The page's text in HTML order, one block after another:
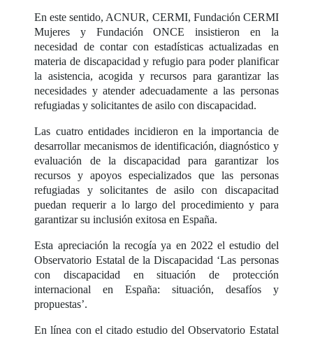
En este sentido, ACNUR, CERMI, Fundación CERMI
Mujeres y Fundación ONCE insistieron en la
necesidad de contar con estadísticas actualizadas en
materia de discapacidad y refugio para poder planificar
la asistencia, acogida y recursos para garantizar las
necesidades y atender adecuadamente a las personas
refugiadas y solicitantes de asilo con discapacidad.
Las cuatro entidades incidieron en la importancia de
desarrollar mecanismos de identificación, diagnóstico y
evaluación de la discapacidad para garantizar los
recursos y apoyos especializados que las personas
refugiadas y solicitantes de asilo con discapacitad
puedan requerir a lo largo del procedimiento y para
garantizar su inclusión exitosa en España.
Esta apreciación la recogía ya en 2022 el estudio del
Observatorio Estatal de la Discapacidad ‘Las personas
con discapacidad en situación de protección
internacional en España: situación, desafíos y
propuestas’.
En línea con el citado estudio del Observatorio Estatal